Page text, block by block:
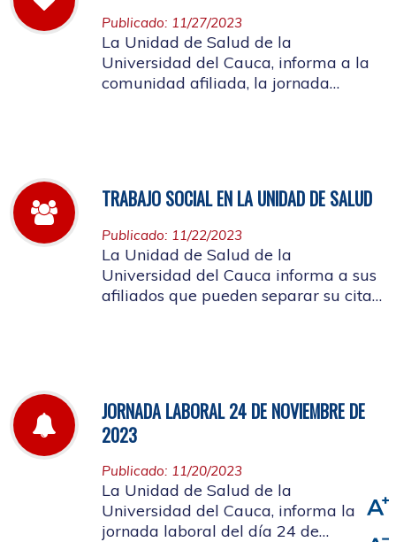
Publicado: 11/27/2023
La Unidad de Salud de la
Universidad del Cauca, informa a la
comunidad afiliada, la jornada
TRABAJO SOCIAL EN LA UNIDAD DE SALUD
Publicado: 11/22/2023
La Unidad de Salud de la
Universidad del Cauca informa a sus
afiliados que pueden separar su cita
JORNADA LABORAL 24 DE NOVIEMBRE DE
2023
Publicado: 11/20/2023
La Unidad de Salud de la
Universidad del Cauca, informa la
jornada laboral del día 24 de